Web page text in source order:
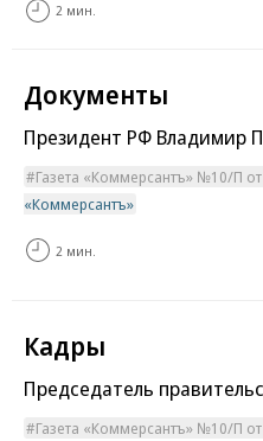
2 мин.
Документы
Президент РФ Владимир
Газета «Коммерсантъ» №10/П от
«Коммерсантъ»
2 мин.
Кадры
Председатель
Газета «Коммерсантъ» №10/П от